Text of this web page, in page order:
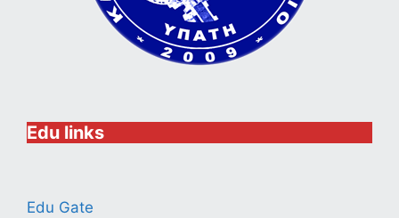
Edu links
Edu Gate